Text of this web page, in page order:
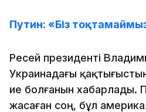
Путин: «Біз
Ресей президенті
Украинадағы
ие болғанын хабарлады.
жасаған соң, бұл